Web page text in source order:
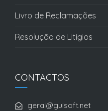
Livro de Reclamações
Resolução de Litígios
CONTACTOS
geral@guisoft.net